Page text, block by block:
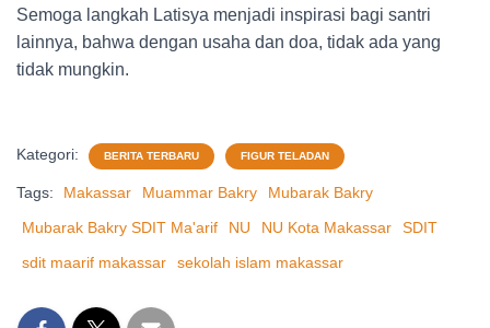
Semoga langkah Latisya menjadi inspirasi bagi santri
lainnya, bahwa dengan usaha dan doa, tidak ada yang
tidak mungkin.
Kategori: BERITA TERBARU FIGUR TELADAN
Tags: Makassar Muammar Bakry
Mubarak Bakry
Mubarak Bakry SDIT Ma'arif
NU NU Kota Makassar
SDIT
sdit maarif makassar
sekolah islam makassar